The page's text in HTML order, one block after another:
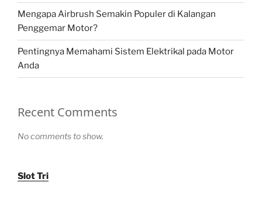
Mengapa Airbrush Semakin Populer di Kalangan
Penggemar Motor?
Pentingnya Memahami Sistem Elektrikal pada Motor
Anda
Recent Comments
No comments to show.
Slot Tri